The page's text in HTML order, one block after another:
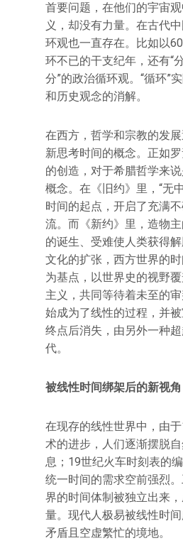
首要问题，在他们的宇宙
义，却没有力量。在古代
环观也一直存在。比如以
环不已的干支纪年，还有“
分”的政治循环观。“循环”
和历史观念的消解。
在西方，哲学和宗教的发
新思考时间的概念。正如
的创造，对于希腊哲学来
概念。在《旧约》里，“无
时间的起点，开启了充满
流。而《新约》里，造物
的诞生、受难使人类获得
文化的扩张，西方世界的
为基点，以世界史的视野
主义，共同等待着未至的
始成为了线性的过程，并
终点后消失，由另外一种
代。
被线性时间绑架后的新视角
在现存的线性世界中，由
术的进步，人们逐渐摆脱
息；19世纪火车时刻表的
统一时间的需求空前强烈
界的时间体制被独立出来
量。现代人极易被线性时
矛盾且空虚繁忙的境地。